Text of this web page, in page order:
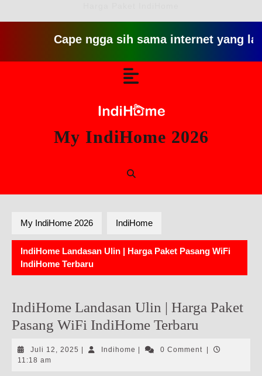
Cape ngga sih sama internet yang
My IndiHome 2026
My IndiHome 2026 IndiHome
IndiHome Landasan Ulin | Harga Paket Pasang WiFi
IndiHome Terbaru
IndiHome Landasan Ulin | Harga Paket
Pasang WiFi IndiHome Terbaru
Juli 12, 2025 Juli
Indihome Indihome0 Comment
11:18 am